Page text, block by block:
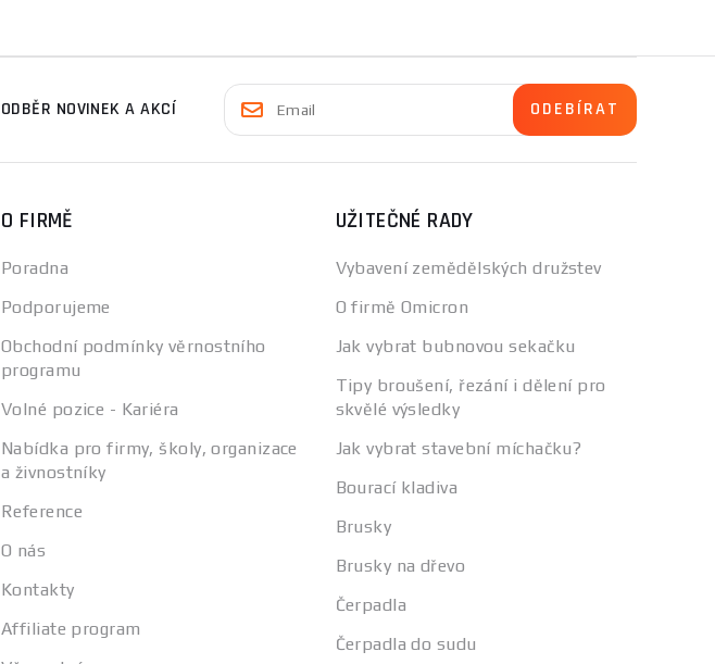
ODBĚR NOVINEK A AKCÍ
O FIRMĚ
Poradna
Podporujeme
Obchodní podmínky věrnostního
programu
Volné pozice - Kariéra
Nabídka pro firmy, školy, organizace
a živnostníky
Reference
O nás
Kontakty
Affiliate program
UŽITEČNÉ RADY
Vybavení zemědělských družstev
O firmě Omicron
Jak vybrat bubnovou sekačku
Tipy broušení, řezání i dělení pro
skvělé výsledky
Jak vybrat stavební míchačku?
Bourací kladiva
Brusky
Brusky na dřevo
Čerpadla
Čerpadla do sudu